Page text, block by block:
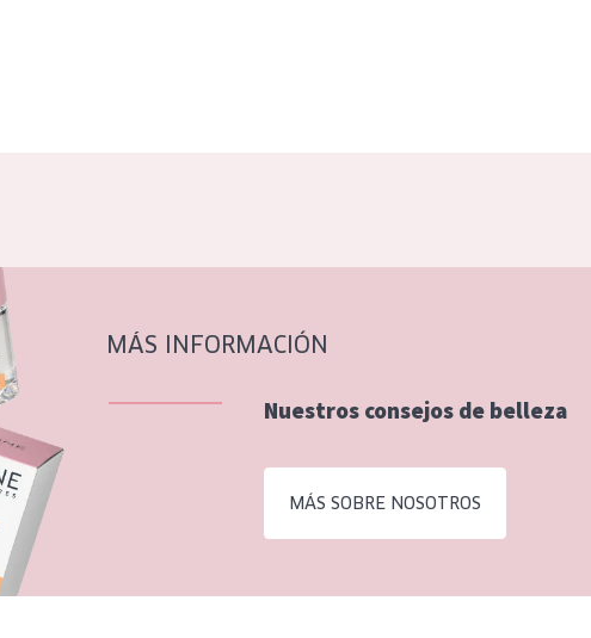
MÁS INFORMACIÓN
Nuestros consejos de belleza
MÁS SOBRE NOSOTROS